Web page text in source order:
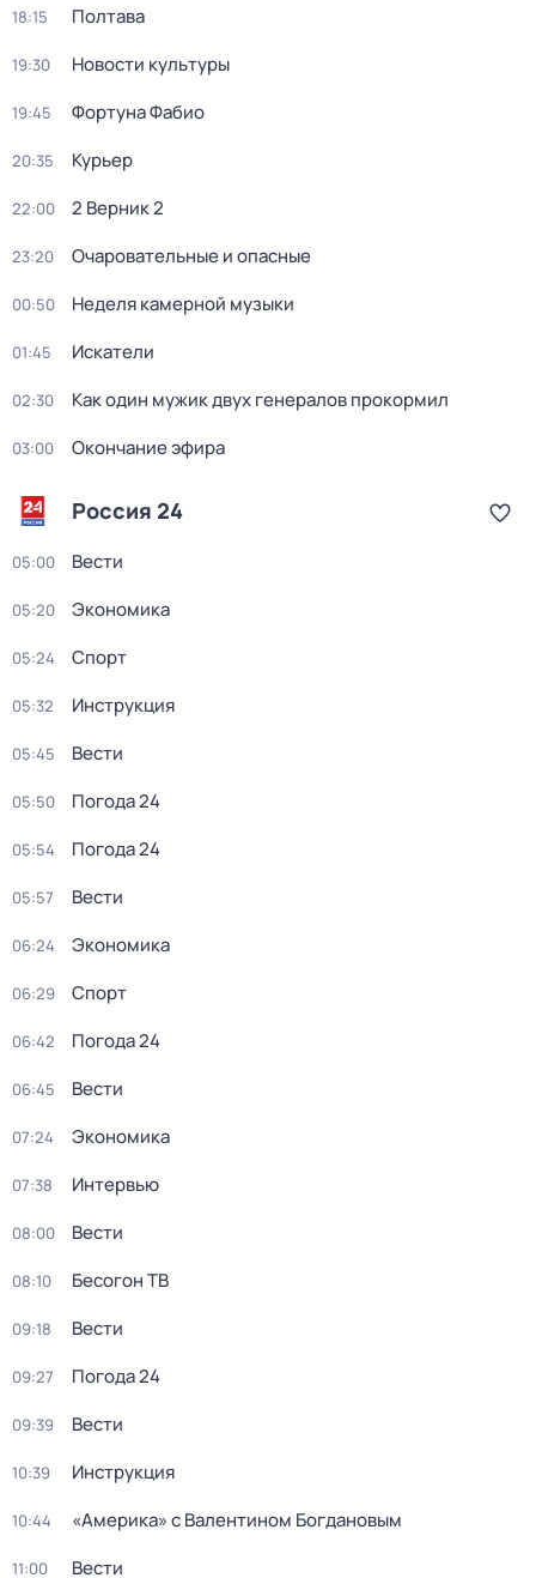
18:15 Полтава
19:30 Новости культуры
19:45 Фортуна Фабио
20:35 Курьер
22:00 2 Верник 2
23:20 Очаровательные и опасные
00:50 Неделя камерной музыки
01:45 Искатели
02:30 Как один мужик двух генералов прокормил
03:00 Окончание эфира
Россия 24
05:00 Вести
05:20 Экономика
05:24 Спорт
05:32 Инструкция
05:45 Вести
05:50 Погода 24
05:54 Погода 24
05:57 Вести
06:24 Экономика
06:29 Спорт
06:42 Погода 24
06:45 Вести
07:24 Экономика
07:38 Интервью
08:00 Вести
08:10 Бесогон ТВ
09:18 Вести
09:27 Погода 24
09:39 Вести
10:39 Инструкция
10:44 «Америка» с Валентином Богдановым
11:00 Вести